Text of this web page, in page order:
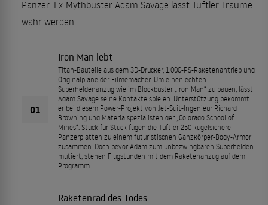
Panzer: Ex-Mythbuster Adam Savage lässt Tüftler-Träume
wahr werden.
01
Iron Man lebt
Titan-Bauteile aus dem 3D-Drucker, 1.000-PS-Raketenantrieb und
Originalpläne der Filmemacher: Um einen echten
Superheldenanzug wie im Blockbuster „Iron Man“ zu bauen, lässt
Adam Savage seine Kontakte spielen. Unterstützung bekommt
er bei diesem Power-Projekt von Jet-Suit-Ingenieur Richard
Browning und Materialspezialisten der „Colorado School of
Mines“. Stück für Stück fügen die Tüftler 250 kugelsichere
Panzerplatten zu einem futuristischen Ganzkörper-Body-Armor
zusammen. Doch bevor Adam zum unbezwingbaren Superhelden
mutiert, stehen Flugstunden mit dem Raketenanzug auf dem
Programm...
Raketenrad des Todes